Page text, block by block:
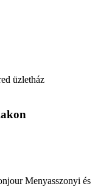
üzletház
Menyasszonyi és